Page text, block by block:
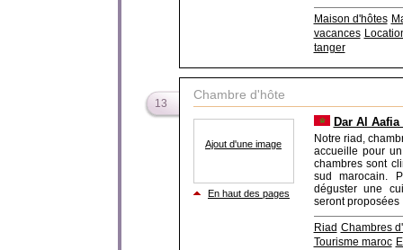
Maison d'hôtes
vacances
tanger
13
Chambre d'hôte
Ajout d'une image
En haut des pages
Dar Al
Notre riad,
accueille pour
chambres sont
sud marocain.
déguster une
seront proposées
Riad Chambres
Tourisme maroc